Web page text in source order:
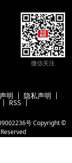
微信关注
明 隐私声明
RSS
号Copyright ©